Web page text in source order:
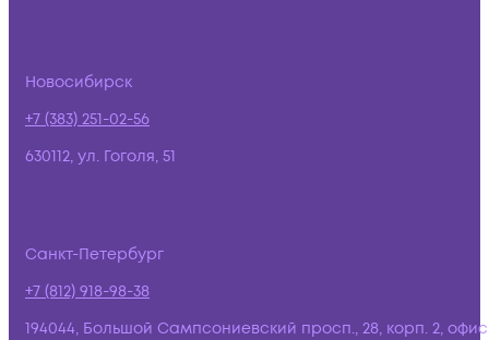
Новосибирск
+7 (383) 251-02-56
630112, ул. Гоголя, 51
Санкт-Петербург
+7 (812) 918-98-38
194044, Большой Сампсониевский просп., 28, корп. 2,